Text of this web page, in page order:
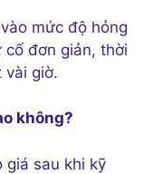
mức độ hỏng
cố đơn giản, thời
vài giờ.
không?
giá sau khi kỹ